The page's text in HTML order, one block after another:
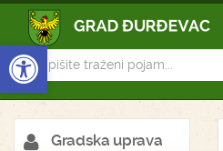
Open toolbar
Gradska uprava